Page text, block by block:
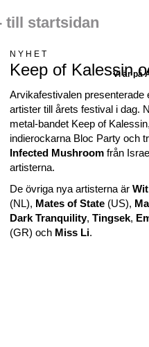
Vi är på
NYHET
Keep of Kalessin
Arvikafestivalen presenterade
artister till årets festival i dag.
metal-bandet Keep of
indierockarna Bloc Party och
Infected Mushroom från
artisterna.
De övriga nya artisterna är
(NL), Mates of State (US),
Dark Tranquility, Tingsek,
(GR) och Miss Li.